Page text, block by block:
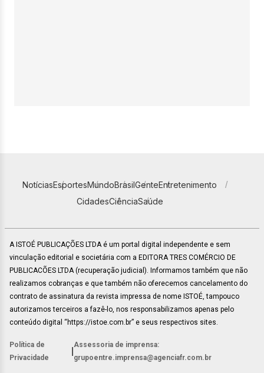
NotíciasEsportesMundoBrasilGenteEntretenimento
CidadesCiênciaSaúde
A ISTOÉ PUBLICAÇÕES LTDA é um portal digital independente e sem
vinculação editorial e societária com a EDITORA TRES COMÉRCIO DE
PUBLICACÕES LTDA (recuperação judicial). Informamos também que não
realizamos cobranças e que também não oferecemos cancelamento do
contrato de assinatura da revista impressa de nome ISTOÉ, tampouco
autorizamos terceiros a fazê-lo, nos responsabilizamos apenas pelo
conteúdo digital “https://istoe.com.br” e seus respectivos sites.
Política de
Privacidade
Assessoria de imprensa:
grupoentre.imprensa@agenciafr.com.br